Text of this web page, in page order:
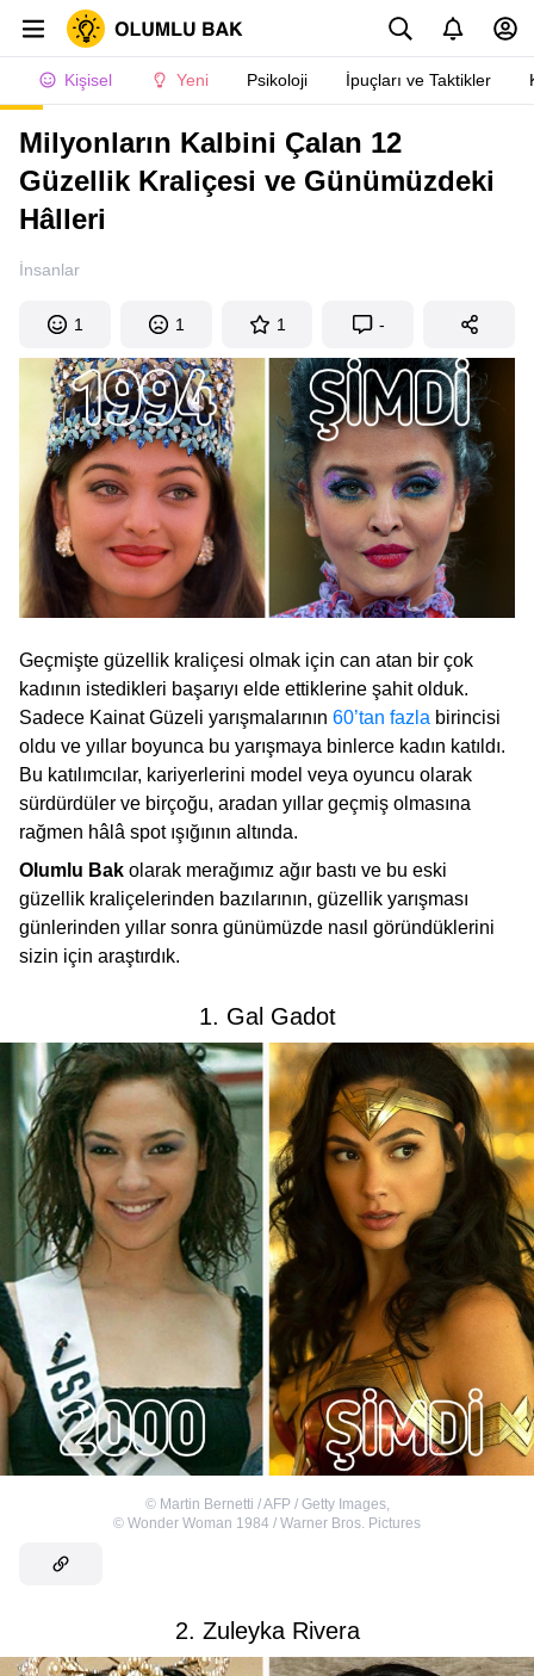
Kişisel Yeni Psikoloji İpuçları ve Taktikler
Milyonların Kalbini Çalan 12
Güzellik Kraliçesi ve Günümüzdeki
Hâlleri
İnsanlar
1 1 1 -
Geçmişte güzellik kraliçesi olmak için can atan bir çok
kadının istedikleri başarıyı elde ettiklerine şahit olduk.
Sadece Kainat Güzeli yarışmalarının 60’tan fazla birincisi
oldu ve yıllar boyunca bu yarışmaya binlerce kadın katıldı.
Bu katılımcılar, kariyerlerini model veya oyuncu olarak
sürdürdüler ve birçoğu, aradan yıllar geçmiş olmasına
rağmen hâlâ spot ışığının altında.
Olumlu Bak olarak merağımız ağır bastı ve bu eski
güzellik kraliçelerinden bazılarının, güzellik yarışması
günlerinden yıllar sonra günümüzde nasıl göründüklerini
sizin için araştırdık.
1. Gal Gadot
© Martin Bernetti / AFP / Getty Images,
© Wonder Woman 1984 / Warner Bros. Pictures
2. Zuleyka Rivera